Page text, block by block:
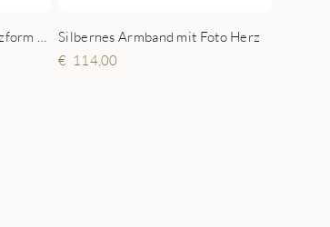
Silbernes Armband mit Foto Herz
114,00